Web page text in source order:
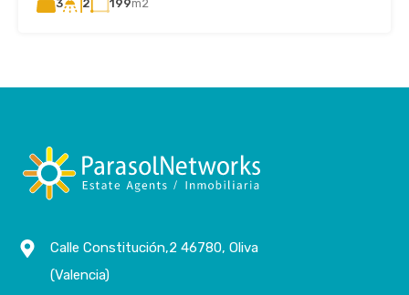
3 2 199m2
Calle Constitución,2 46780, Oliva
(Valencia)